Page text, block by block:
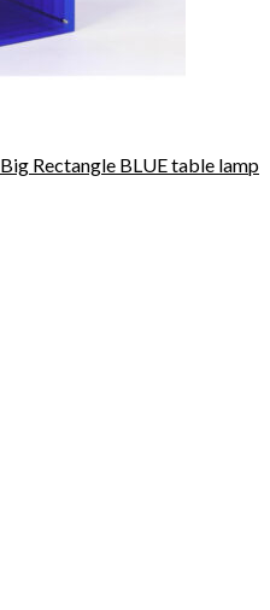
Rectangle BLUE table lamp